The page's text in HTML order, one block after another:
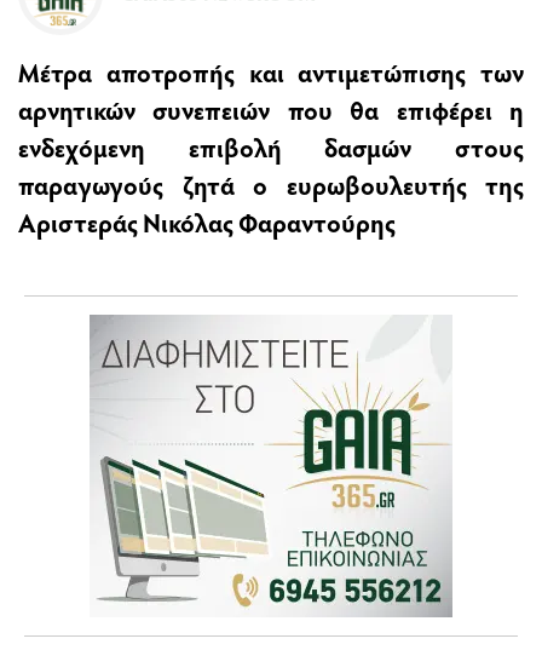
Μέτρα αποτροπής και αντιμετώπισης των
αρνητικών συνεπειών που θα επιφέρει η
ενδεχόμενη επιβολή δασμών στους
παραγωγούς ζητά ο ευρωβουλευτής της
Αριστεράς Νικόλας Φαραντούρης